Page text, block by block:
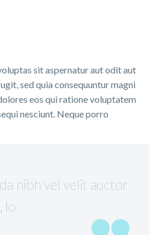
sit aspernatur aut odit aut
sed quia consequuntur magni
eos qui ratione voluptatem
nesciunt. Neque porro
nibh vel velit auctor
lo